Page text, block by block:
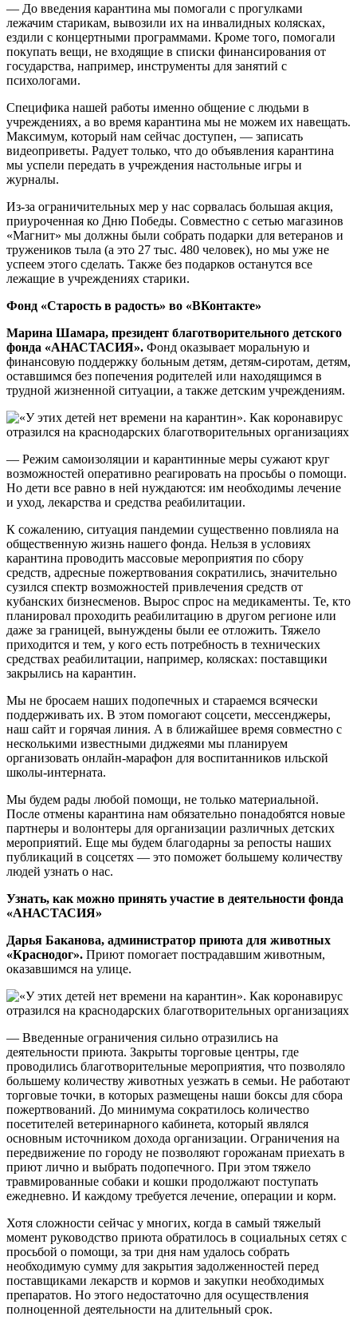
— До введения карантина мы помогали с прогулками
лежачим старикам, вывозили их на инвалидных колясках,
ездили с концертными программами. Кроме того, помогали
покупать вещи, не входящие в списки финансирования от
государства, например, инструменты для занятий с
психологами.
Специфика нашей работы именно общение с людьми в
учреждениях, а во время карантина мы не можем их навещать.
Максимум, который нам сейчас доступен, — записать
видеоприветы. Радует только, что до объявления карантина
мы успели передать в учреждения настольные игры и
журналы.
Из-за ограничительных мер у нас сорвалась большая акция,
приуроченная ко Дню Победы. Совместно с сетью магазинов
«Магнит» мы должны были собрать подарки для ветеранов и
тружеников тыла (а это 27 тыс. 480 человек), но мы уже не
успеем этого сделать. Также без подарков останутся все
лежащие в учреждениях старики.
Фонд «Старость в радость» во «ВКонтакте»
Марина Шамара, президент благотворительного детского
фонда «АНАСТАСИЯ». Фонд оказывает моральную и
финансовую поддержку больным детям, детям-сиротам, детям,
оставшимся без попечения родителей или находящимся в
трудной жизненной ситуации, а также детским учреждениям.
— Режим самоизоляции и карантинные меры сужают круг
возможностей оперативно реагировать на просьбы о помощи.
Но дети все равно в ней нуждаются: им необходимы лечение
и уход, лекарства и средства реабилитации.
К сожалению, ситуация пандемии существенно повлияла на
общественную жизнь нашего фонда. Нельзя в условиях
карантина проводить массовые мероприятия по сбору
средств, адресные пожертвования сократились, значительно
сузился спектр возможностей привлечения средств от
кубанских бизнесменов. Вырос спрос на медикаменты. Те, кто
планировал проходить реабилитацию в другом регионе или
даже за границей, вынуждены были ее отложить. Тяжело
приходится и тем, у кого есть потребность в технических
средствах реабилитации, например, колясках: поставщики
закрылись на карантин.
Мы не бросаем наших подопечных и стараемся всячески
поддерживать их. В этом помогают соцсети, мессенджеры,
наш сайт и горячая линия. А в ближайшее время совместно с
несколькими известными диджеями мы планируем
организовать онлайн-марафон для воспитанников ильской
школы-интерната.
Мы будем рады любой помощи, не только материальной.
После отмены карантина нам обязательно понадобятся новые
партнеры и волонтеры для организации различных детских
мероприятий. Еще мы будем благодарны за репосты наших
публикаций в соцсетях — это поможет большему количеству
людей узнать о нас.
Узнать, как можно принять участие в деятельности фонда
«АНАСТАСИЯ»
Дарья Баканова, администратор приюта для животных
«Краснодог». Приют помогает пострадавшим животным,
оказавшимся на улице.
— Введенные ограничения сильно отразились на
деятельности приюта. Закрыты торговые центры, где
проводились благотворительные мероприятия, что позволяло
большему количеству животных уезжать в семьи. Не работают
торговые точки, в которых размещены наши боксы для сбора
пожертвований. До минимума сократилось количество
посетителей ветеринарного кабинета, который являлся
основным источником дохода организации. Ограничения на
передвижение по городу не позволяют горожанам приехать в
приют лично и выбрать подопечного. При этом тяжело
травмированные собаки и кошки продолжают поступать
ежедневно. И каждому требуется лечение, операции и корм.
Хотя сложности сейчас у многих, когда в самый тяжелый
момент руководство приюта обратилось в социальных сетях с
просьбой о помощи, за три дня нам удалось собрать
необходимую сумму для закрытия задолженностей перед
поставщиками лекарств и кормов и закупки необходимых
препаратов. Но этого недостаточно для осуществления
полноценной деятельности на длительный срок.